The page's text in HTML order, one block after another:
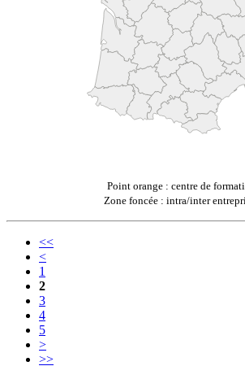
Point orange : centre de
Zone foncée : intra/inter
<<
<
1
2
3
4
5
>
>>